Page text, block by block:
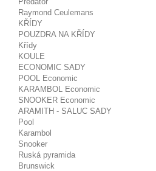
Raymond Ceulemans
KŘÍDY
POUZDRA NA KŘÍDY
Křídy
KOULE
ECONOMIC SADY
POOL Economic
KARAMBOL Economic
SNOOKER Economic
ARAMITH - SALUC SADY
Pool
Karambol
Snooker
Ruská pyramida
Brunswick